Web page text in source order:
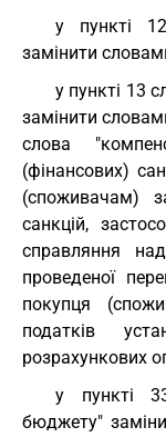
у пункті
замінити
у пункті 13
замінити
слова
(фінансових)
(споживачам)
санкцій,
справляння
проведеної
покупця
податків
розрахункових
у пункті
бюджету"